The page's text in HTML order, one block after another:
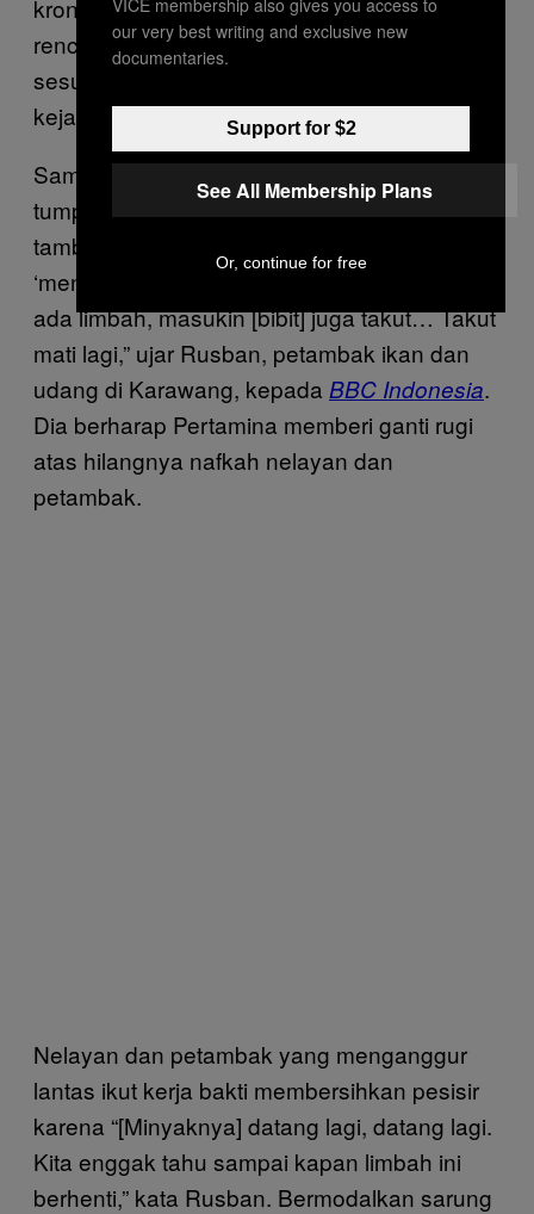
kronologi kejadian. “Publik perlu tahu apakah
rencana kontijensi Pertamina dijalankan
sesuai standar, atau tidak, dalam merespons
kejadian ini,” kata Leonard.
Sampai sekarang, warga yang terdampak
tumpahan minyak belum bisa bekerja. “Petani
tambak harusnya sudah persiapan
‘menanam lagi’. Tapi, sekarang kayak gini
ada limbah, masukin [bibit] juga takut… Takut
mati lagi,” ujar Rusban, petambak ikan dan
udang di Karawang, kepada BBC Indonesia.
Dia berharap Pertamina memberi ganti rugi
atas hilangnya nafkah nelayan dan
petambak.
Nelayan dan petambak yang menganggur
lantas ikut kerja bakti membersihkan pesisir
karena “[Minyaknya] datang lagi, datang lagi.
Kita enggak tahu sampai kapan limbah ini
berhenti,” kata Rusban. Bermodalkan sarung
our very best writing and exclusive new
documentaries.
Support for $2
See All Membership Plans
Or, continue for free